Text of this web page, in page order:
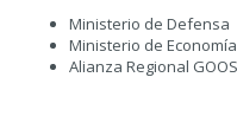
Ministerio de Defensa
Ministerio de Economía
Alianza Regional